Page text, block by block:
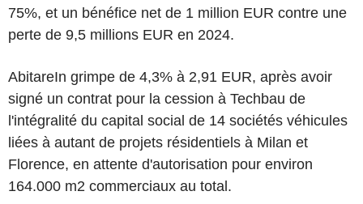
75%, et un bénéfice net de 1 million EUR contre une
perte de 9,5 millions EUR en 2024.
AbitareIn grimpe de 4,3% à 2,91 EUR, après avoir
signé un contrat pour la cession à Techbau de
l'intégralité du capital social de 14 sociétés véhicules
liées à autant de projets résidentiels à Milan et
Florence, en attente d'autorisation pour environ
164.000 m2 commerciaux au total.